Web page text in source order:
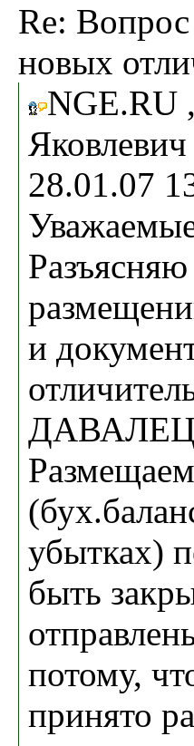
Re:
новых
NGE.RU
28.01.07
и
убытках)
быть
потому,
принято